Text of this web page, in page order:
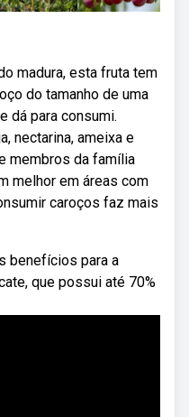
madura, esta fruta tem
do tamanho de uma
dá para consumi.
nectarina, ameixa e
membros da família
melhor em áreas com
caroços faz mais
benefícios para a
que possui até 70%